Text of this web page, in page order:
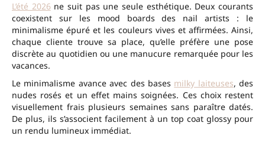
L’été 2026ne suit pas une seule esthétique. Deux courants
coexistent sur les mood boards des nail artists : le
minimalisme épuré et les couleurs vives et affirmées. Ainsi,
chaque cliente trouve sa place, qu’elle préfère une pose
discrète au quotidien ou une manucure remarquée pour les
vacances.
Le minimalisme avance avec des bases milky laiteuses, des
nudes rosés et un effet mains soignées. Ces choix restent
visuellement frais plusieurs semaines sans paraître datés.
De plus, ils s’associent facilement à un top coat glossy pour
un rendu lumineux immédiat.